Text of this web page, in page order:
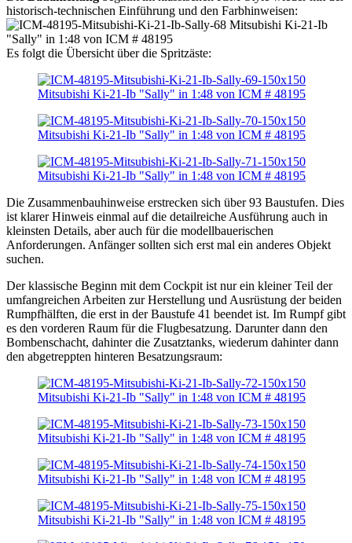
historisch-technischen Einführung und den Farbhinweisen:
Es folgt die Übersicht über die Spritzäste:
Die Zusammenbauhinweise erstrecken sich über 93 Baustufen. Dies
ist klarer Hinweis einmal auf die detailreiche Ausführung auch in
kleinsten Details, aber auch für die modellbauerischen
Anforderungen. Anfänger sollten sich erst mal ein anderes Objekt
suchen.
Der klassische Beginn mit dem Cockpit ist nur ein kleiner Teil der
umfangreichen Arbeiten zur Herstellung und Ausrüstung der beiden
Rumpfhälften, die erst in der Baustufe 41 beendet ist. Im Rumpf gibt
es den vorderen Raum für die Flugbesatzung. Darunter dann den
Bombenschacht, dahinter die Zusatztanks, wiederum dahinter dann
den abgetreppten hinteren Besatzungsraum: